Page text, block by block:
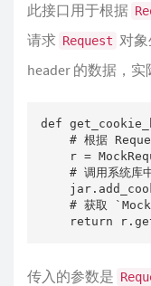
此接口用于根据
请求 Request 对
header 的数据，实
def
# 根据
r =
# 调用系统
# 获取
return
传入的参数是